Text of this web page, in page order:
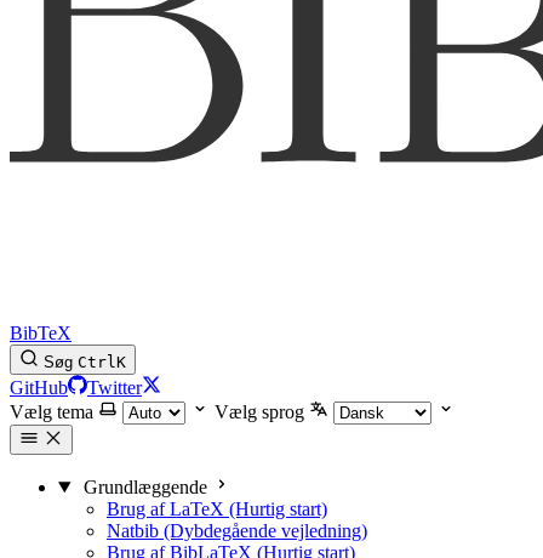
BibTeX
Søg CtrlK
GitHub
Twitter
Vælg tema
Vælg sprog
Grundlæggende
Brug af LaTeX (Hurtig start)
Natbib (Dybdegående vejledning)
Brug af BibLaTeX (Hurtig start)